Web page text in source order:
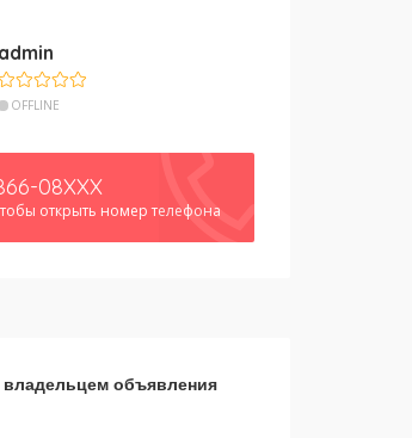
admin
OFFLINE
08XXX
открыть номер телефона
владельцем объявления